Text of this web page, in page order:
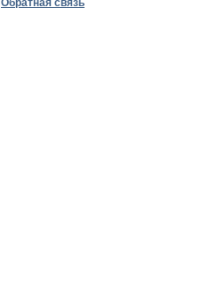
Обратная связь